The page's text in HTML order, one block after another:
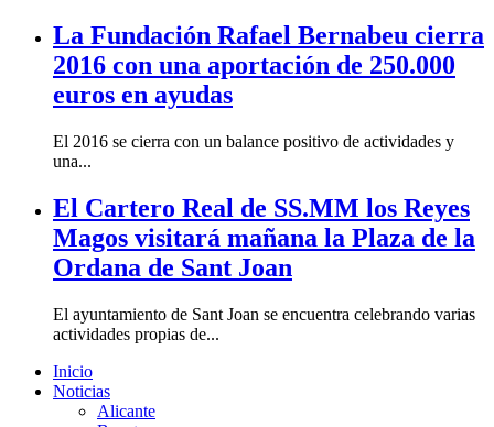
La Fundación Rafael Bernabeu cierra
2016 con una aportación de 250.000
euros en ayudas
El 2016 se cierra con un balance positivo de actividades y
una...
El Cartero Real de SS.MM los Reyes
Magos visitará mañana la Plaza de la
Ordana de Sant Joan
El ayuntamiento de Sant Joan se encuentra celebrando varias
actividades propias de...
Inicio
Noticias
Alicante